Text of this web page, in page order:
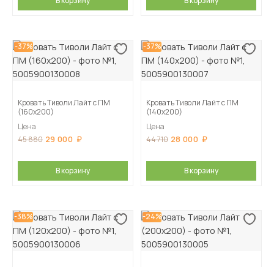
-37%
Кровать Тиволи Лайт с ПМ
(160х200)
Цена
45 880 29 000
В корзину
-37%
Кровать Тиволи Лайт с ПМ
(140х200)
Цена
44 710 28 000
В корзину
-38% -24%